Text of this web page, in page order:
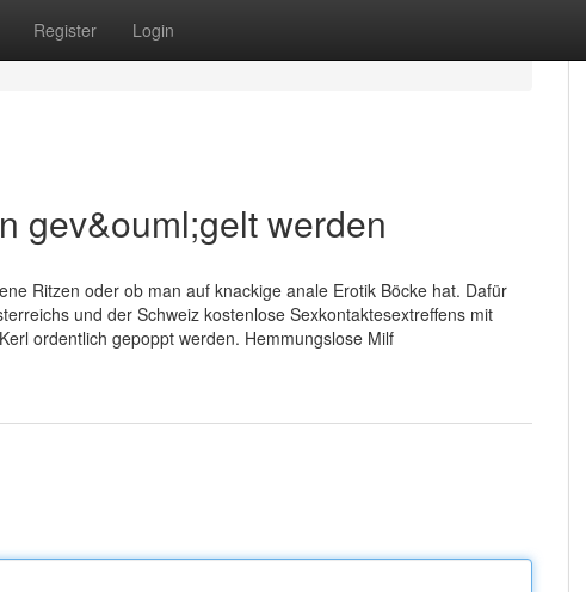
Register Login
gev&ouml;gelt werden
Ritzen oder ob man auf knackige anale Erotik Böcke hat. Dafür
und der Schweiz kostenlose Sexkontaktesextreffens mit
ordentlich gepoppt werden. Hemmungslose Milf